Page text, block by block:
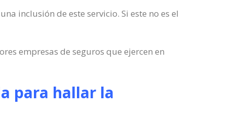
inclusión de este servicio. Si este no es el
empresas de seguros que ejercen en
para hallar la